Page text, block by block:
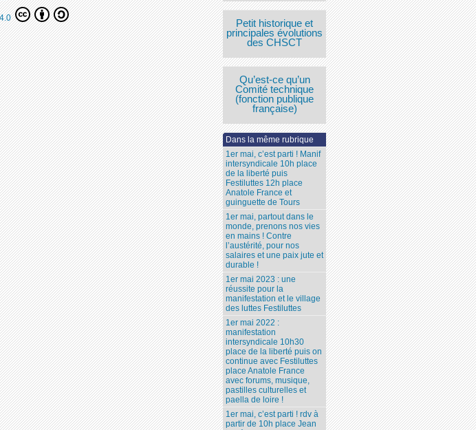
Petit historique et
principales évolutions
des CHSCT
Qu’est-ce qu’un
Comité technique
(fonction publique
française)
Dans la même rubrique
1er mai, c’est parti ! Manif
intersyndicale 10h place
de la liberté puis
Festiluttes 12h place
Anatole France et
guinguette de Tours
1er mai, partout dans le
monde, prenons nos vies
en mains ! Contre
l’austérité, pour nos
salaires et une paix jute et
durable !
1er mai 2023 : une
réussite pour la
manifestation et le village
des luttes Festiluttes
1er mai 2022 :
manifestation
intersyndicale 10h30
place de la liberté puis on
continue avec Festiluttes
place Anatole France
avec forums, musique,
pastilles culturelles et
paella de loire !
1er mai, c’est parti ! rdv à
partir de 10h place Jean